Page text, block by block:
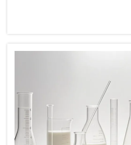
مائيًا. تركيبه الجزيئي...